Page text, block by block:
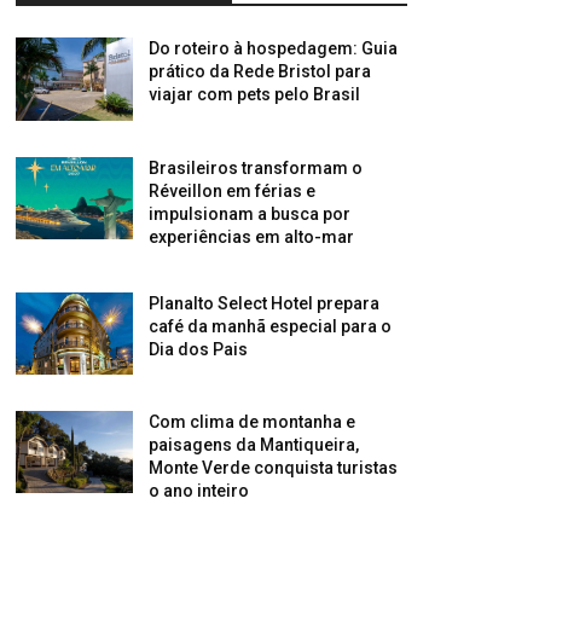
Do roteiro à hospedagem: Guia
prático da Rede Bristol para
viajar com pets pelo Brasil
Brasileiros transformam o
Réveillon em férias e
impulsionam a busca por
experiências em alto-mar
Planalto Select Hotel prepara
café da manhã especial para o
Dia dos Pais
Com clima de montanha e
paisagens da Mantiqueira,
Monte Verde conquista turistas
o ano inteiro